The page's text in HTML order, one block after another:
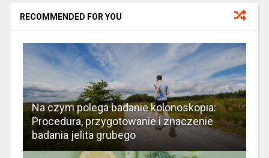
RECOMMENDED FOR YOU
Na czym polega badanie kolonoskopia:
Procedura, przygotowanie i znaczenie
badania jelita grubego